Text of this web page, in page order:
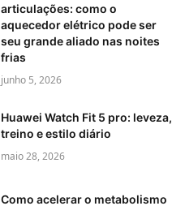
articulações: como o
aquecedor elétrico pode ser
seu grande aliado nas noites
frias
junho 5, 2026
Huawei Watch Fit 5 pro: leveza,
treino e estilo diário
maio 28, 2026
Como acelerar o metabolismo